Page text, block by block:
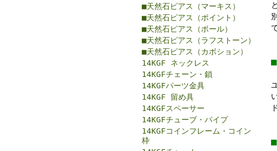
■天然石ピアス（マーキス）
■天然石ピアス（ポイント）
■天然石ピアス（ボール）
■天然石ピアス（ラフストーン）
■天然石ピアス（カボション）
14KGF ネックレス
14KGFチェーン・鎖
14KGFパーツ金具
14KGF 留め具
14KGFスペーサー
14KGFチューブ・パイプ
14KGFコインフレーム・コイン
枠